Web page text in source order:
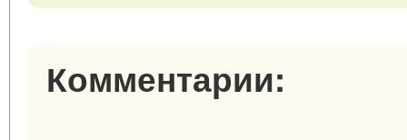
Комментарии: